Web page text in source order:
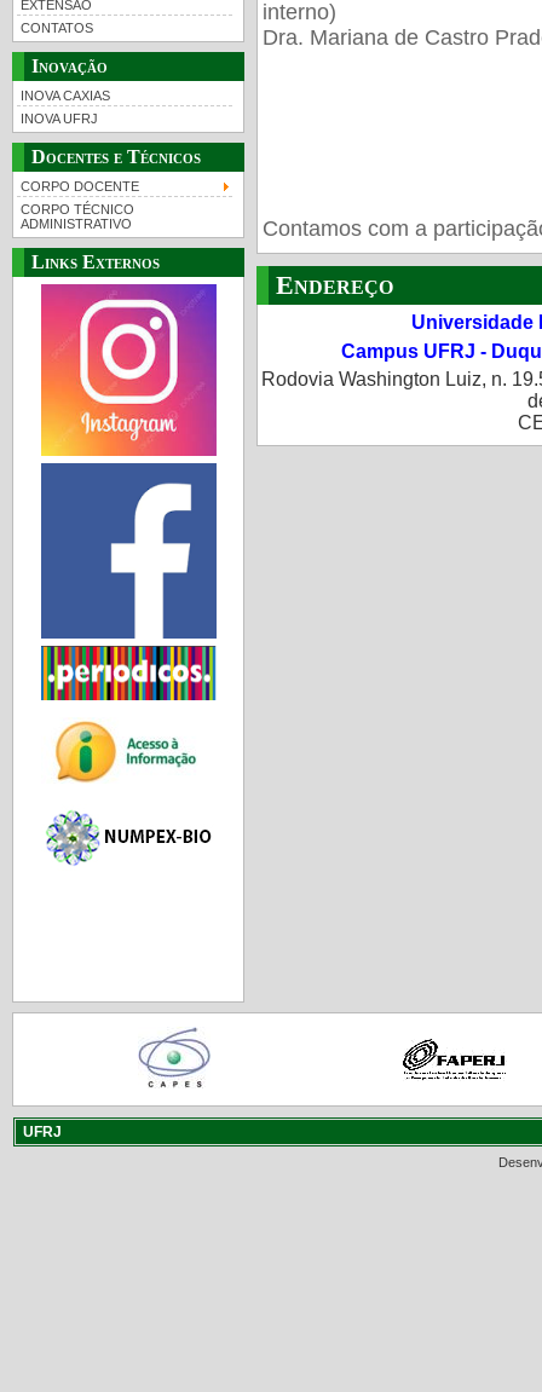
EXTENSÃO
CONTATOS
Inovação
INOVA CAXIAS
INOVA UFRJ
Docentes e Técnicos
CORPO DOCENTE
CORPO TÉCNICO
ADMINISTRATIVO
Links Externos
interno)
Dra. Mariana de Castro
Contamos com a
Endereço
Universidade
Campus UFRJ -
Rodovia Washington Luiz, n.
UFRJ